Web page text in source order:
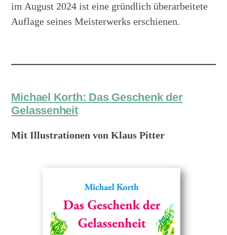
im August 2024 ist eine gründlich überarbeitete
Auflage seines Meisterwerks erschienen.
Michael Korth: Das Geschenk der
Gelassenheit
Mit Illustrationen von Klaus Pitter